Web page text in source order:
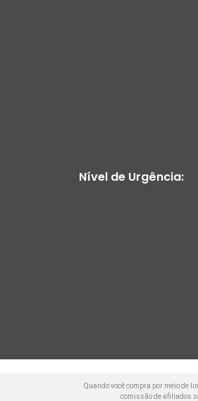
Nível de Urgência:
Quando você compra por meio de
comissão de afiliados